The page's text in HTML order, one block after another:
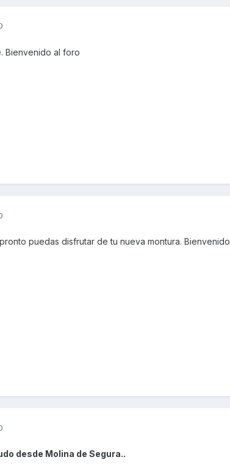
Bienvenido al foro
puedas disfrutar de tu nueva montura. Bienvenido
desde Molina de Segura..